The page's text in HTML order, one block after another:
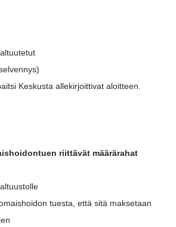
Keskusta allekirjoittivat aloitteen.
riittävät määrärahat
tuesta, että sitä maksetaan